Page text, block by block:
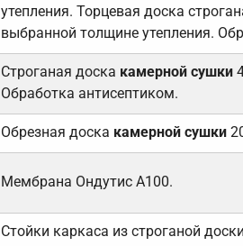
утепления. Торцевая доска
выбранной толщине утепления.
Строганая доска камерной сушки
Обработка антисептиком.
Обрезная доска камерной сушки
Мембрана Ондутис А100.
Стойки каркаса из строганой